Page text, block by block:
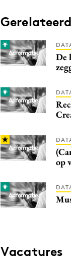
Gerelateerd
De
op
Vacatures